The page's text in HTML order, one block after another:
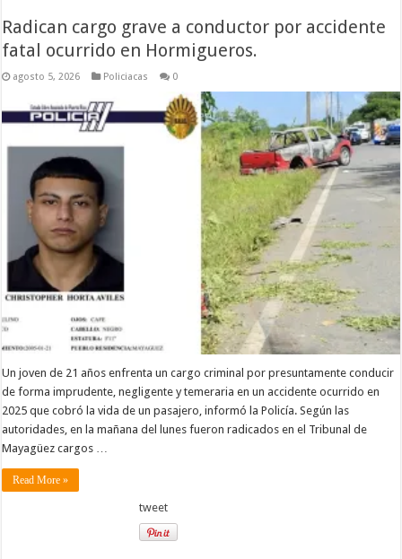
Radican cargo grave a conductor por accidente
fatal ocurrido en Hormigueros.
agosto 5, 2026 Policiacas 0
Un joven de 21 años enfrenta un cargo criminal por presuntamente conducir
de forma imprudente, negligente y temeraria en un accidente ocurrido en
2025 que cobró la vida de un pasajero, informó la Policía. Según las
autoridades, en la mañana del lunes fueron radicados en el Tribunal de
Mayagüez cargos …
Read More »
tweet